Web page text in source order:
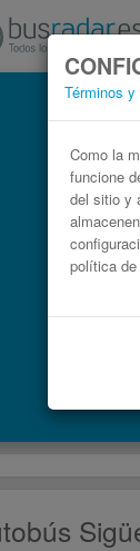
Términos
Como la
funcione
del sitio y
política